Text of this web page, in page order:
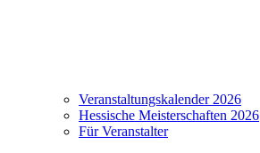
Veranstaltungskalender 2026
Hessische Meisterschaften 2026
Für Veranstalter